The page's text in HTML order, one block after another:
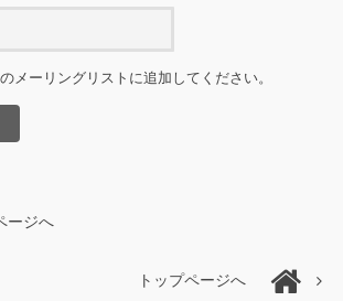
メーリングリストに追加してください。
ージへ
トップページへ